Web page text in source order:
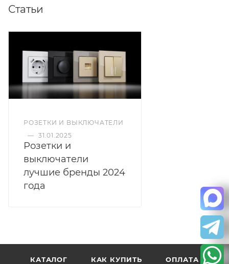
Статьи
РОЗЕТКИ И ВЫКЛЮЧАТЕЛИ
— 31.01.2025
Розетки и
выключатели
лучшие бренды 2024
года
КАТАЛОГ КАК КУПИТЬ ОПЛАТА